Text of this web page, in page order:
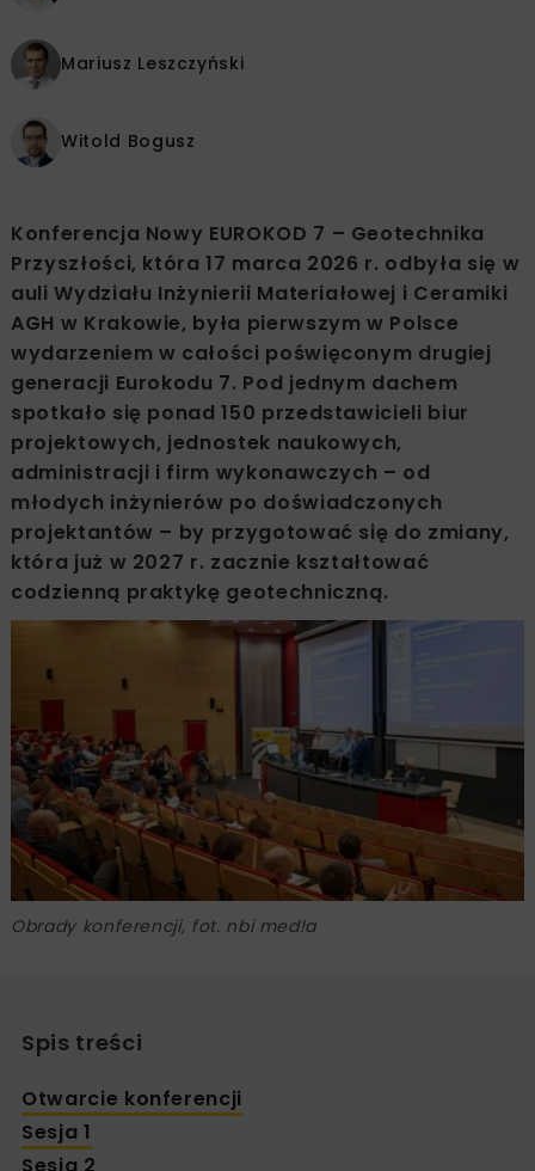
Mariusz Leszczyński
Witold Bogusz
Konferencja Nowy EUROKOD 7 – Geotechnika
Przyszłości, która 17 marca 2026 r. odbyła się w
auli Wydziału Inżynierii Materiałowej i Ceramiki
AGH w Krakowie, była pierwszym w Polsce
wydarzeniem w całości poświęconym drugiej
generacji Eurokodu 7. Pod jednym dachem
spotkało się ponad 150 przedstawicieli biur
projektowych, jednostek naukowych,
administracji i firm wykonawczych – od
młodych inżynierów po doświadczonych
projektantów – by przygotować się do zmiany,
która już w 2027 r. zacznie kształtować
codzienną praktykę geotechniczną.
Obrady konferencji, fot. nbi med!a
Spis treści
Otwarcie konferencji
Sesja 1